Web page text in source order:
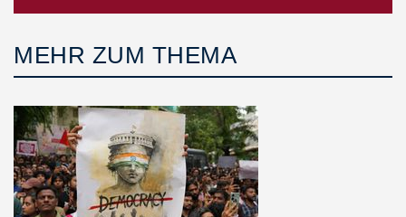
MEHR ZUM THEMA